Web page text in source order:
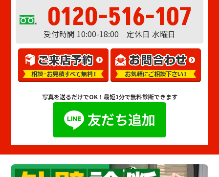
0120-516-107
受付時間 10:00-18:00 定休日 水曜日
写真を送るだけでOK！ 最短1分で無料診断できます